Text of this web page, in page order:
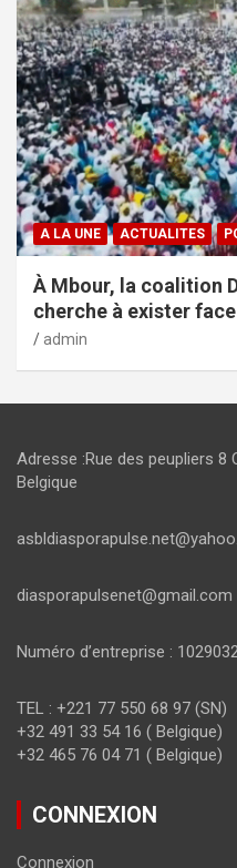
A LA UNE ACTUALITES
À Mbour, la coalition
cherche à exister
admin
Adresse :Rue des peupliers 8
Belgique
diasporapulsenet@gmail.com
Numéro d’entreprise :
TEL : +221 77 550 68 97 (SN)
+32 491 33 54 16 ( Belgique)
+32 465 76 04 71 ( Belgique)
CONNEXION
Connexion